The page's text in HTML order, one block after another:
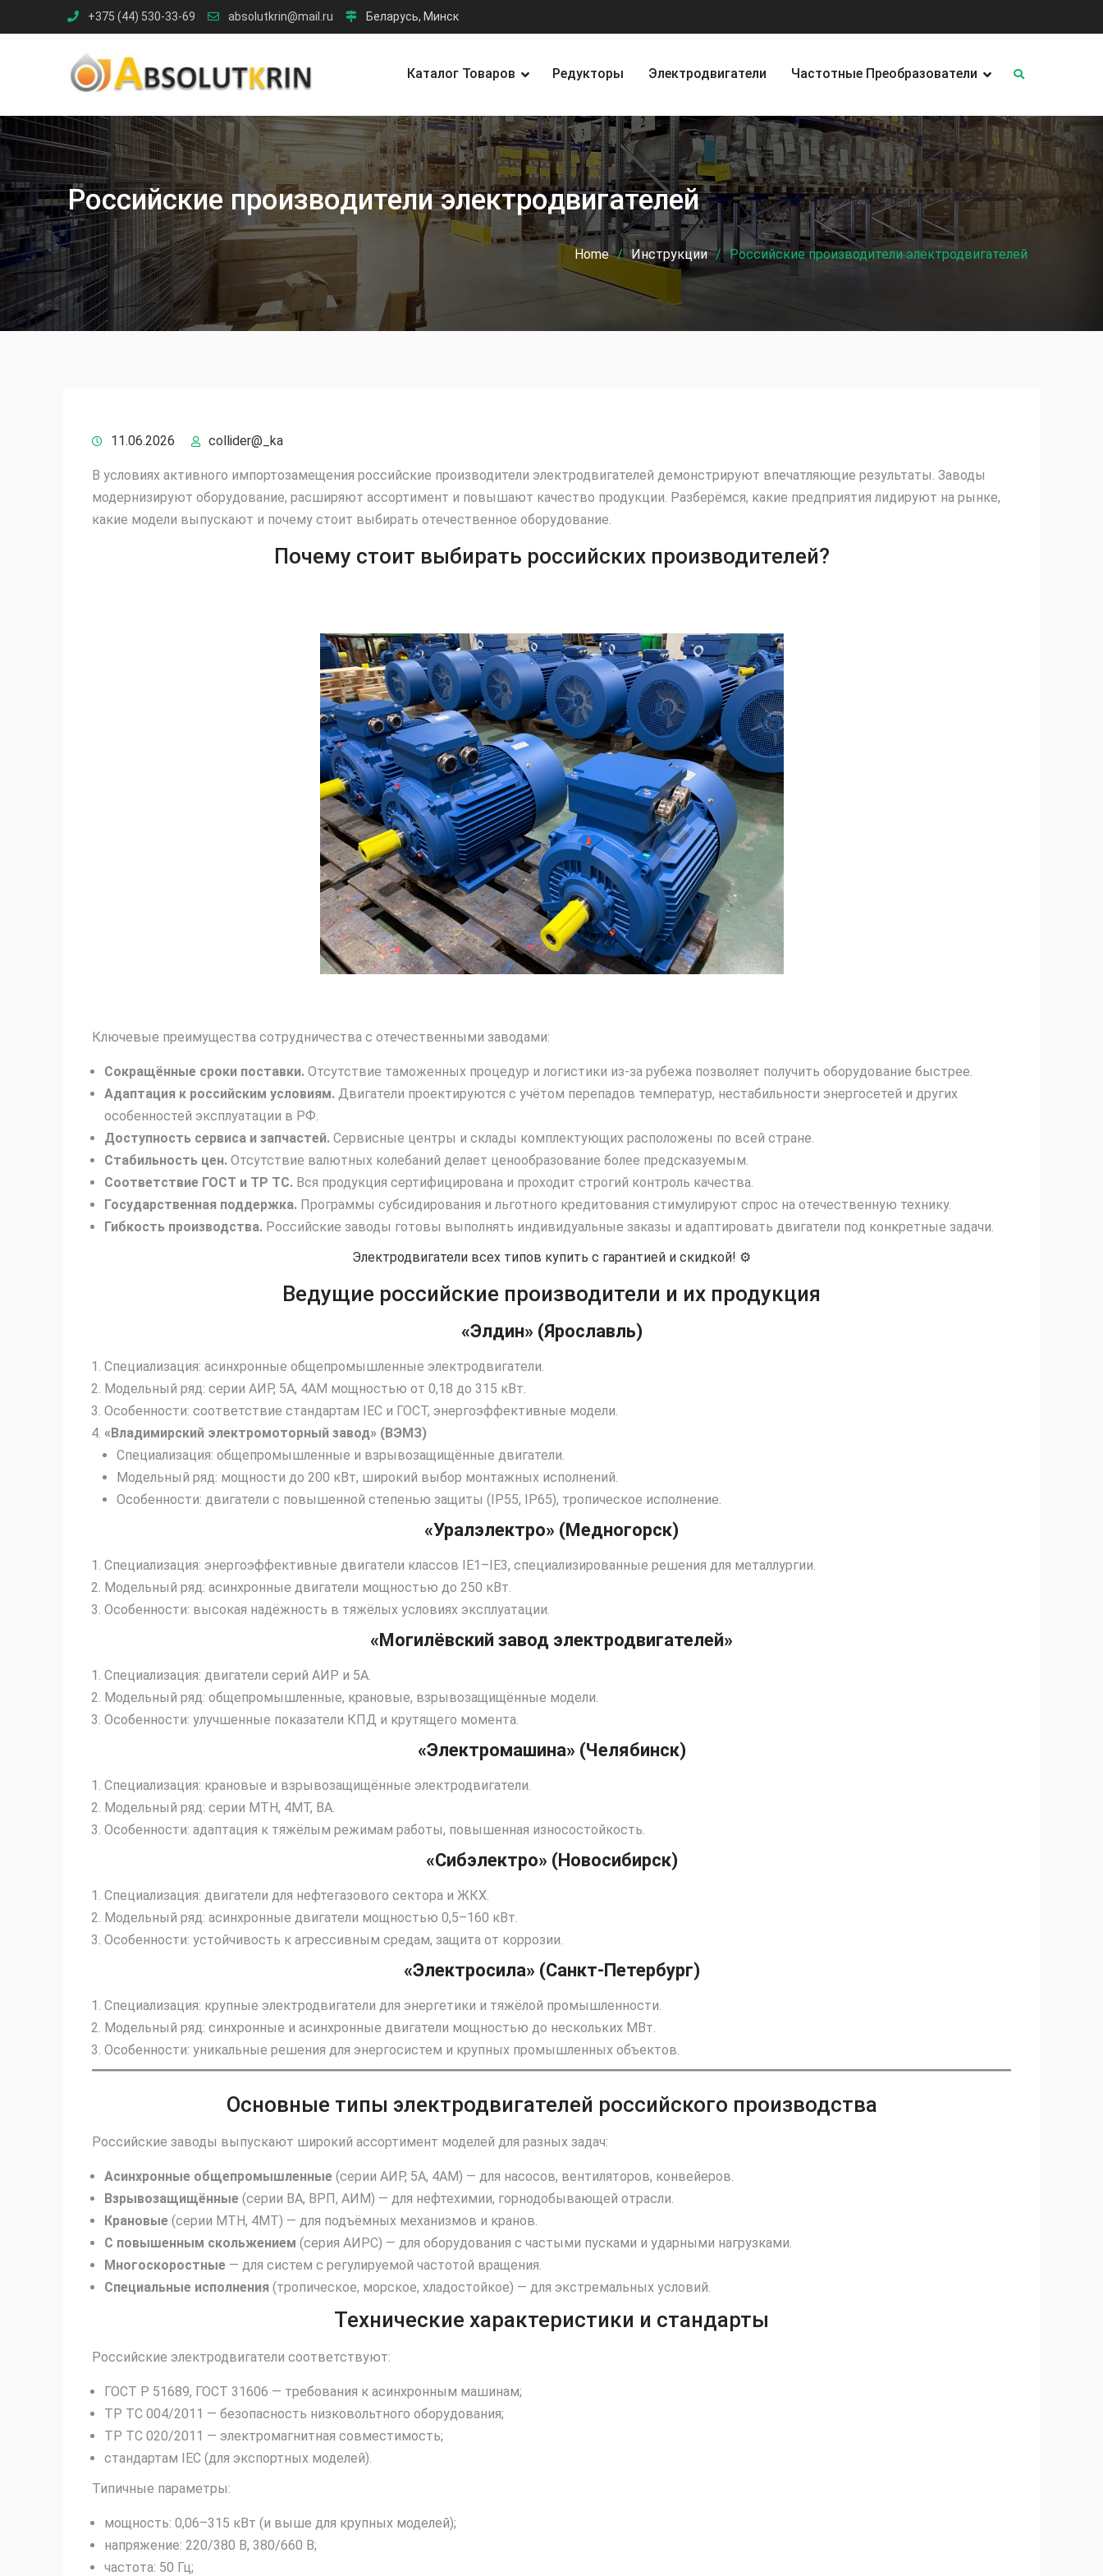
to
+375 (44) 530-33-69 absolutkrin@mail.ru Беларусь, Минск
Каталог Товаров Редукторы Электродвигатели Частотные Преобразователи
Российские производители электродвигателей
Home Инструкции Российские производители электродвигателей
11.06.2026 collider@_ka
В условиях активного импортозамещения российские производители электродвигателей демонстрируют впечатляющие результаты. Заводы
модернизируют оборудование, расширяют ассортимент и повышают качество продукции. Разберёмся, какие предприятия лидируют на рынке,
какие модели выпускают и почему стоит выбирать отечественное оборудование.
Почему стоит выбирать российских производителей?
Ключевые преимущества сотрудничества с отечественными заводами:
Сокращённые сроки поставки. Отсутствие таможенных процедур и логистики из‑за рубежа позволяет получить оборудование быстрее.
Адаптация к российским условиям. Двигатели проектируются с учётом перепадов температур, нестабильности энергосетей и других
особенностей эксплуатации в РФ.
Доступность сервиса и запчастей. Сервисные центры и склады комплектующих расположены по всей стране.
Стабильность цен. Отсутствие валютных колебаний делает ценообразование более предсказуемым.
Соответствие ГОСТ и ТР ТС. Вся продукция сертифицирована и проходит строгий контроль качества.
Государственная поддержка. Программы субсидирования и льготного кредитования стимулируют спрос на отечественную технику.
Гибкость производства. Российские заводы готовы выполнять индивидуальные заказы и адаптировать двигатели под конкретные задачи.
Электродвигатели всех типов купить с гарантией и скидкой! ⚙️
Ведущие российские производители и их продукция
«Элдин» (Ярославль)
Специализация: асинхронные общепромышленные электродвигатели.
Модельный ряд: серии АИР, 5А, 4АМ мощностью от 0,18 до 315 кВт.
Особенности: соответствие стандартам IEC и ГОСТ, энергоэффективные модели.
«Владимирский электромоторный завод» (ВЭМЗ)
Специализация: общепромышленные и взрывозащищённые двигатели.
Модельный ряд: мощности до 200 кВт, широкий выбор монтажных исполнений.
Особенности: двигатели с повышенной степенью защиты (IP55, IP65), тропическое исполнение.
«Уралэлектро» (Медногорск)
Специализация: энергоэффективные двигатели классов IE1–IE3, специализированные решения для металлургии.
Модельный ряд: асинхронные двигатели мощностью до 250 кВт.
Особенности: высокая надёжность в тяжёлых условиях эксплуатации.
«Могилёвский завод электродвигателей»
Специализация: двигатели серий АИР и 5А.
Модельный ряд: общепромышленные, крановые, взрывозащищённые модели.
Особенности: улучшенные показатели КПД и крутящего момента.
«Электромашина» (Челябинск)
Специализация: крановые и взрывозащищённые электродвигатели.
Модельный ряд: серии МТН, 4МТ, ВА.
Особенности: адаптация к тяжёлым режимам работы, повышенная износостойкость.
«Сибэлектро» (Новосибирск)
Специализация: двигатели для нефтегазового сектора и ЖКХ.
Модельный ряд: асинхронные двигатели мощностью 0,5–160 кВт.
Особенности: устойчивость к агрессивным средам, защита от коррозии.
«Электросила» (Санкт‑Петербург)
Специализация: крупные электродвигатели для энергетики и тяжёлой промышленности.
Модельный ряд: синхронные и асинхронные двигатели мощностью до нескольких МВт.
Особенности: уникальные решения для энергосистем и крупных промышленных объектов.
Основные типы электродвигателей российского производства
Российские заводы выпускают широкий ассортимент моделей для разных задач:
Асинхронные общепромышленные (серии АИР, 5А, 4АМ) — для насосов, вентиляторов, конвейеров.
Взрывозащищённые (серии ВА, ВРП, АИМ) — для нефтехимии, горнодобывающей отрасли.
Крановые (серии МТН, 4МТ) — для подъёмных механизмов и кранов.
С повышенным скольжением (серия АИРС) — для оборудования с частыми пусками и ударными нагрузками.
Многоскоростные — для систем с регулируемой частотой вращения.
Специальные исполнения (тропическое, морское, хладостойкое) — для экстремальных условий.
Технические характеристики и стандарты
Российские электродвигатели соответствуют:
ГОСТ Р 51689, ГОСТ 31606 — требования к асинхронным машинам;
ТР ТС 004/2011 — безопасность низковольтного оборудования;
ТР ТС 020/2011 — электромагнитная совместимость;
стандартам IEC (для экспортных моделей).
Типичные параметры:
мощность: 0,06–315 кВт (и выше для крупных моделей);
напряжение: 220/380 В, 380/660 В;
частота: 50 Гц;